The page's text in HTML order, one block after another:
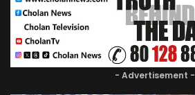
- Advertisement -